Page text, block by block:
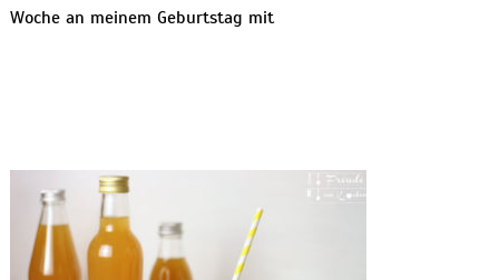
Woche an meinem Geburtstag mit